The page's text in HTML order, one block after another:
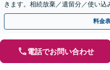
きます。相続放棄／遺留分／使い
EB面談対応】
料金
電話でお問い合わせ